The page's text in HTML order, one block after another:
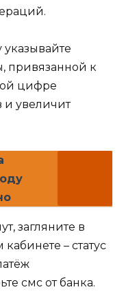
указывайте
привязанной к
цифре
и увеличит
загляните в
– статус
смс от банка.